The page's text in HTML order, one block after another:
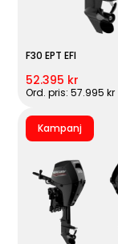
F30 EPT EFI
52.395 kr
Ord. pris: 57.995 kr
Kampanj